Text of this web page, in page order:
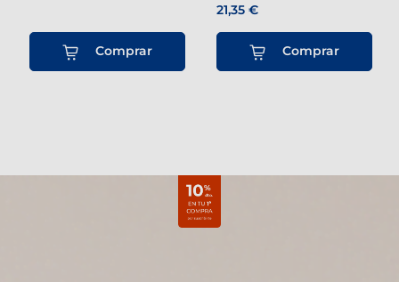
Comprar
21,35 €
Comprar